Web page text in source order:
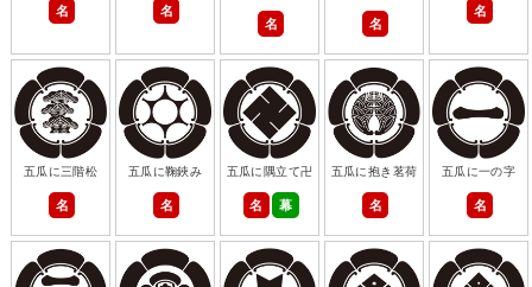
名 名
名 名
名
五瓜に三階松
名
五瓜に鞠鋏み
名
五瓜に隅立て卍
名 幕
五瓜に抱き茗荷
名
五瓜に一の字
名